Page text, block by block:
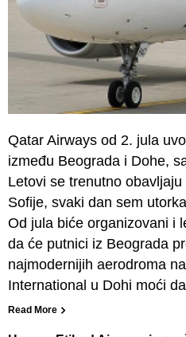
Qatar Airways od 2. jula
između Beograda i Dohe,
Letovi se trenutno
Sofije, svaki dan sem
Od jula biće organizovani i
da će putnici iz Beograda
najmodernijih aerodroma
International u Dohi moći da
Read More